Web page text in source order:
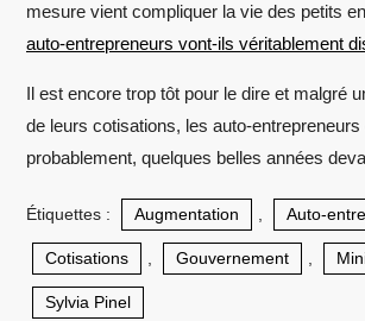
mesure vient compliquer la vie des petits
auto-entrepreneurs vont-ils véritablement
Il est encore trop tôt pour le dire et malgré
de leurs cotisations, les auto-
probablement, quelques belles années
Étiquettes : Augmentation Auto-
Cotisations Gouvernement
Sylvia Pinel